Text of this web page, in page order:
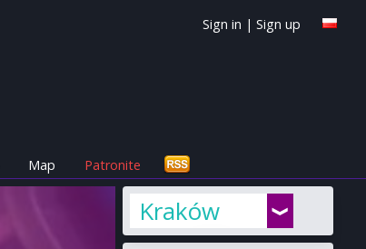
Sign in | Sign up
Map Patronite
Kraków